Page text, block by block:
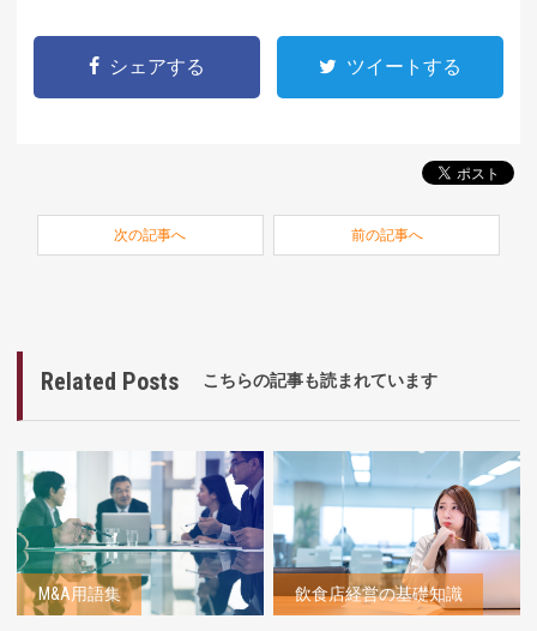
シェアする ツイートする
次の記事へ 前の記事へ
Related Posts こちらの記事も読まれています
M&A用語集 飲食店経営の基礎知識